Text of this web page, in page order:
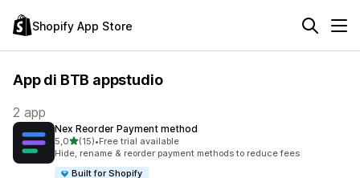
Shopify App Store
App di BTB appstudio
2 app
Nex Reorder Payment method
5,0stelle su 5
(15)
15 recensioni totali
•Free trial available
Hide, rename & reorder payment methods to reduce fees
Built for Shopify